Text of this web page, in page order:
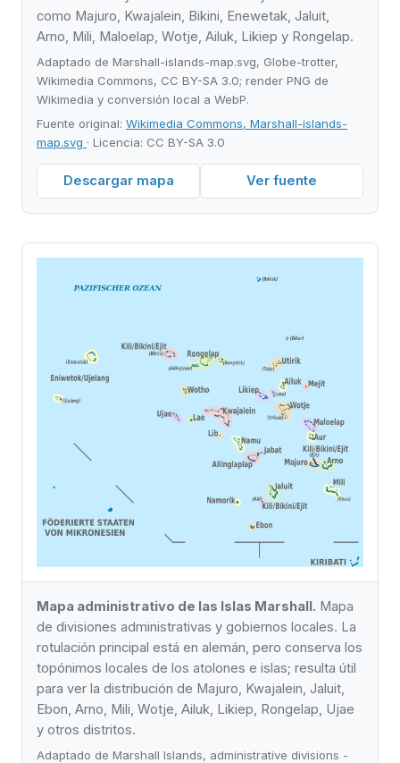
como Majuro, Kwajalein, Bikini, Enewetak, Jaluit,
Arno, Mili, Maloelap, Wotje, Ailuk, Likiep y Rongelap.
Adaptado de Marshall-islands-map.svg, Globe-trotter,
Wikimedia Commons, CC BY-SA 3.0; render PNG de
Wikimedia y conversión local a WebP.
Fuente original: Wikimedia Commons, Marshall-islands-
map.svg · Licencia: CC BY-SA 3.0
Descargar mapa Ver fuente
Mapa administrativo de las Islas Marshall. Mapa
de divisiones administrativas y gobiernos locales. La
rotulación principal está en alemán, pero conserva los
topónimos locales de los atolones e islas; resulta útil
para ver la distribución de Majuro, Kwajalein, Jaluit,
Ebon, Arno, Mili, Wotje, Ailuk, Likiep, Rongelap, Ujae
y otros distritos.
Adaptado de Marshall Islands, administrative divisions -